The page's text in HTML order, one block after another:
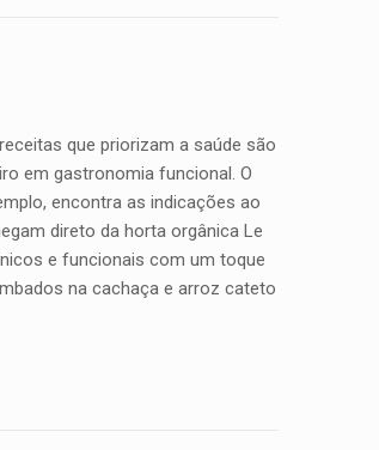
que priorizam a saúde são
em gastronomia funcional. O
encontra as indicações ao
direto da horta orgânica Le
e funcionais com um toque
na cachaça e arroz cateto